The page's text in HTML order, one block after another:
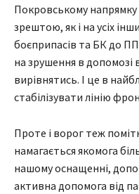
Покровському напрямку
зрештою, як і на усіх
боєприпасів та БК до
на зрушення в допомозі
вирівнятись. І це в
стабілізувати лінію
Проте і ворог теж
намагається якомога
нашому оснащенні,
активна допомога від